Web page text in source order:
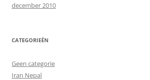
december 2010
CATEGORIEËN
Geen categorie
Iran Nepal